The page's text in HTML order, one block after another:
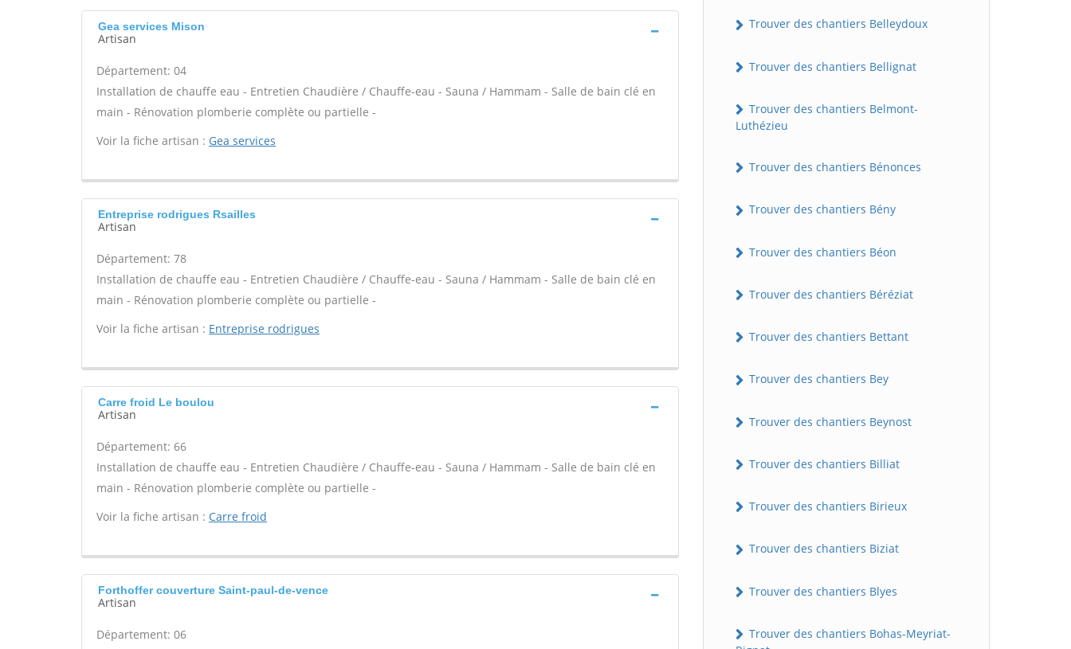
Gea services Mison
Artisan
Département: 04
Installation de chauffe eau - Entretien Chaudière / Chauffe-eau - Sauna / Hammam - Salle de bain clé en
main - Rénovation plomberie complète ou partielle -
Voir la fiche artisan : Gea services
Entreprise rodrigues Rsailles
Artisan
Département: 78
Installation de chauffe eau - Entretien Chaudière / Chauffe-eau - Sauna / Hammam - Salle de bain clé en
main - Rénovation plomberie complète ou partielle -
Voir la fiche artisan : Entreprise rodrigues
Carre froid Le boulou
Artisan
Département: 66
Installation de chauffe eau - Entretien Chaudière / Chauffe-eau - Sauna / Hammam - Salle de bain clé en
main - Rénovation plomberie complète ou partielle -
Voir la fiche artisan : Carre froid
Forthoffer couverture Saint-paul-de-vence
Artisan
Département: 06
Trouver des chantiers Belleydoux
Trouver des chantiers Bellignat
Trouver des chantiers Belmont-
Luthézieu
Trouver des chantiers Bénonces
Trouver des chantiers Bény
Trouver des chantiers Béon
Trouver des chantiers Béréziat
Trouver des chantiers Bettant
Trouver des chantiers Bey
Trouver des chantiers Beynost
Trouver des chantiers Billiat
Trouver des chantiers Birieux
Trouver des chantiers Biziat
Trouver des chantiers Blyes
Trouver des chantiers Bohas-Meyriat-